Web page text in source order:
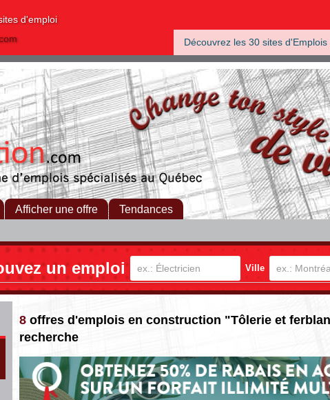
d'emploi
Découvrez les 30 sites d'Emplois
Afficher une offre Tendances
un emploi Ville
8 offres d'emplois en construction "Tôlerie et
recherche